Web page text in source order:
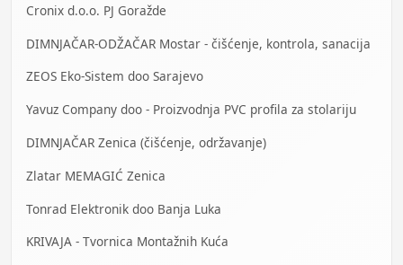
Cronix d.o.o. PJ Goražde
DIMNJAČAR-ODŽAČAR Mostar - čišćenje, kontrola, sanacija
ZEOS Eko-Sistem doo Sarajevo
Yavuz Company doo - Proizvodnja PVC profila za stolariju
DIMNJAČAR Zenica (čišćenje, održavanje)
Zlatar MEMAGIĆ Zenica
Tonrad Elektronik doo Banja Luka
KRIVAJA - Tvornica Montažnih Kuća